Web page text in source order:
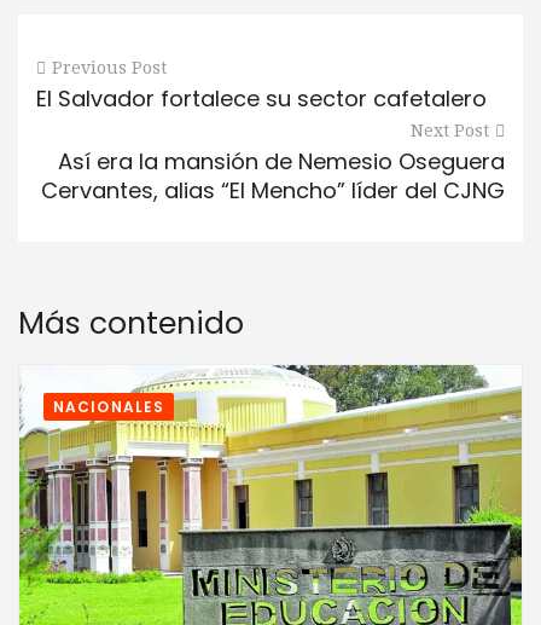
Previous Post
El Salvador fortalece su sector cafetalero
Next Post
Así era la mansión de Nemesio Oseguera
Cervantes, alias “El Mencho” líder del CJNG
Más contenido
NACIONALES